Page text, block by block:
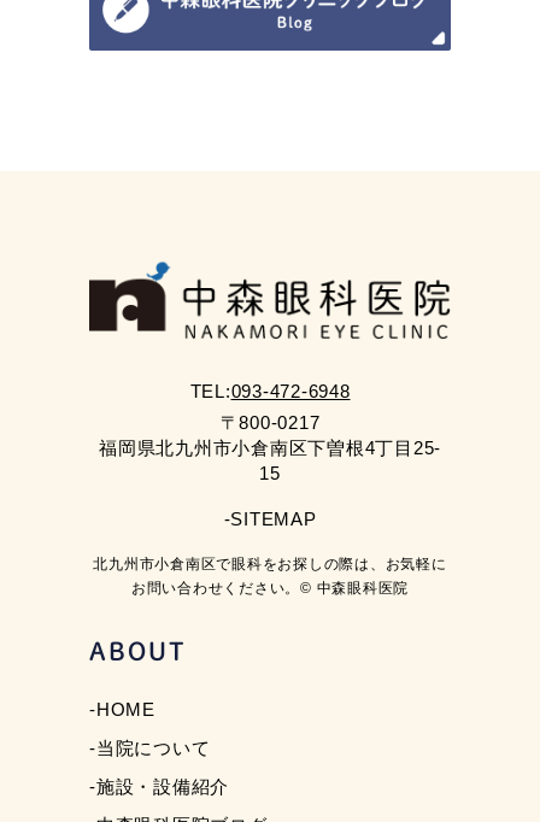
TEL:093-472-6948
〒800-0217
福岡県北九州市小倉南区下曽根4丁目25-
15
-SITEMAP
北九州市小倉南区で眼科をお探しの際は、お気軽に
お問い合わせください。© 中森眼科医院
ABOUT
-HOME
-当院について
-施設・設備紹介